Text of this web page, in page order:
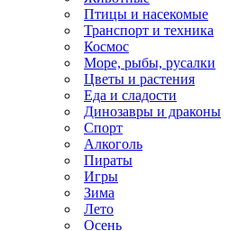
Птицы и насекомые
Транспорт и техника
Космос
Море, рыбы, русалки
Цветы и растения
Еда и сладости
Динозавры и драконы
Спорт
Алкоголь
Пираты
Игры
Зима
Лето
Осень